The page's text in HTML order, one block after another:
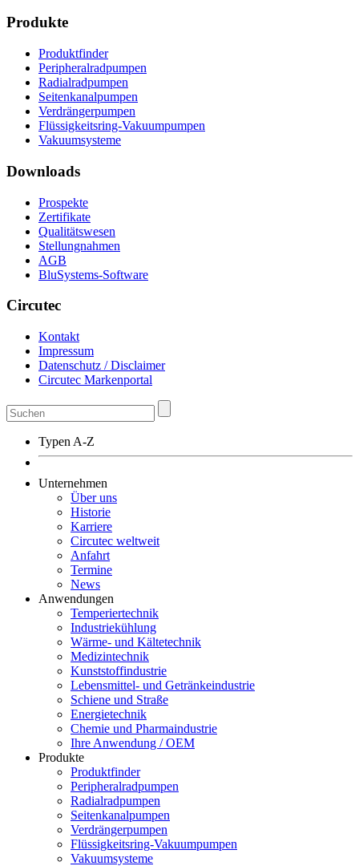
Produkte
Produktfinder
Peripheralradpumpen
Radialradpumpen
Seitenkanalpumpen
Verdrängerpumpen
Flüssigkeitsring-Vakuumpumpen
Vakuumsysteme
Downloads
Prospekte
Zertifikate
Qualitätswesen
Stellungnahmen
AGB
BluSystems-Software
Circutec
Kontakt
Impressum
Datenschutz / Disclaimer
Circutec Markenportal
Typen A-Z
Unternehmen
Über uns
Historie
Karriere
Circutec weltweit
Anfahrt
Termine
News
Anwendungen
Temperiertechnik
Industriekühlung
Wärme- und Kältetechnik
Medizintechnik
Kunststoffindustrie
Lebensmittel- und Getränkeindustrie
Schiene und Straße
Energietechnik
Chemie und Pharmaindustrie
Ihre Anwendung / OEM
Produkte
Produktfinder
Peripheralradpumpen
Radialradpumpen
Seitenkanalpumpen
Verdrängerpumpen
Flüssigkeitsring-Vakuumpumpen
Vakuumsysteme